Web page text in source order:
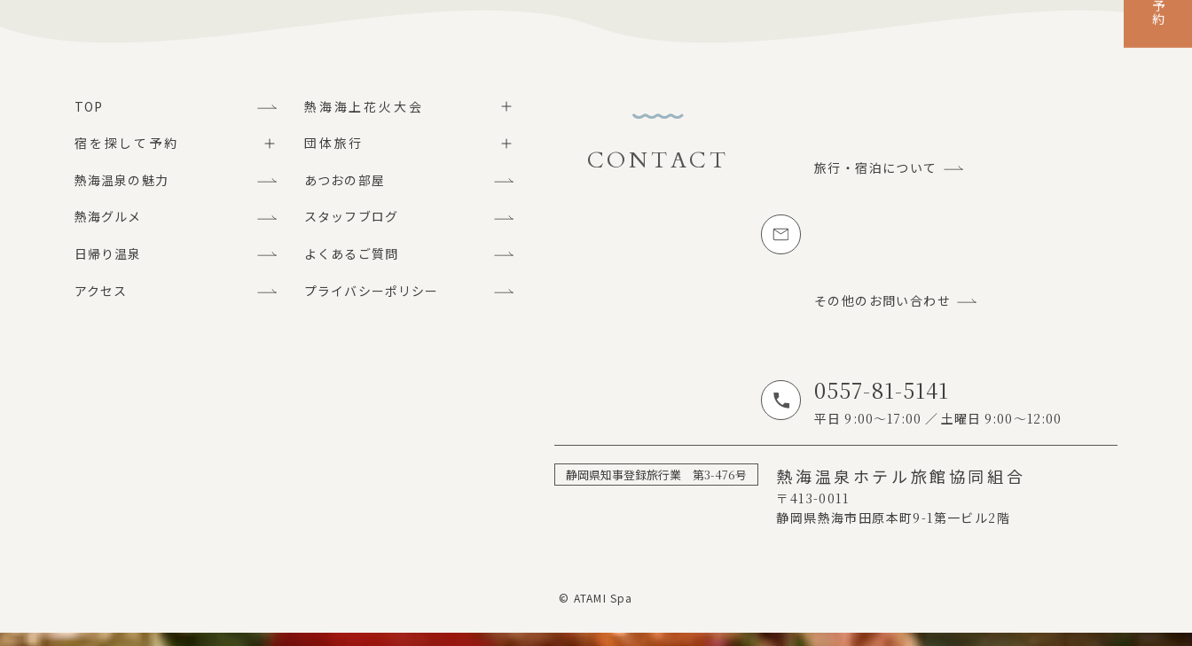
TOP
宿を探して予約
熱海温泉の魅力
熱海グルメ
日帰り温泉
アクセス
熱海海上花火大会
団体旅行
あつおの部屋
スタッフブログ
よくあるご質問
プライバシーポリシー
お問い合わせ
CONTACT
メールでのお問い合わせ
旅行・宿泊について
その他のお問い合わせ
お電話でのお問い合わせ
0557-81-5141
平日9:00～17:00 土曜日9:00～12:00
静岡県知事登録旅行業 第3-476号 熱海温泉ホテル旅館協同組合
〒413-0011
静岡県熱海市田原本町9-1 第一ビル2 階
© ATAMI Spa